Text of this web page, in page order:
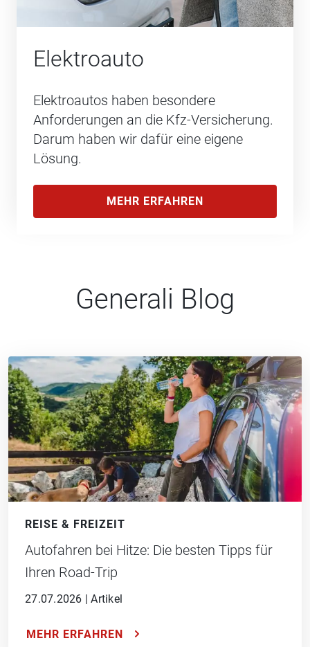
Elektroauto
Elektroautos haben besondere
Anforderungen an die Kfz-Versicherung.
Darum haben wir dafür eine eigene
Lösung.
MEHR ERFAHREN
Generali Blog
REISE & FREIZEIT
Autofahren bei Hitze: Die besten Tipps für
Ihren Road-Trip
27.07.2026 |Artikel
MEHR ERFAHREN